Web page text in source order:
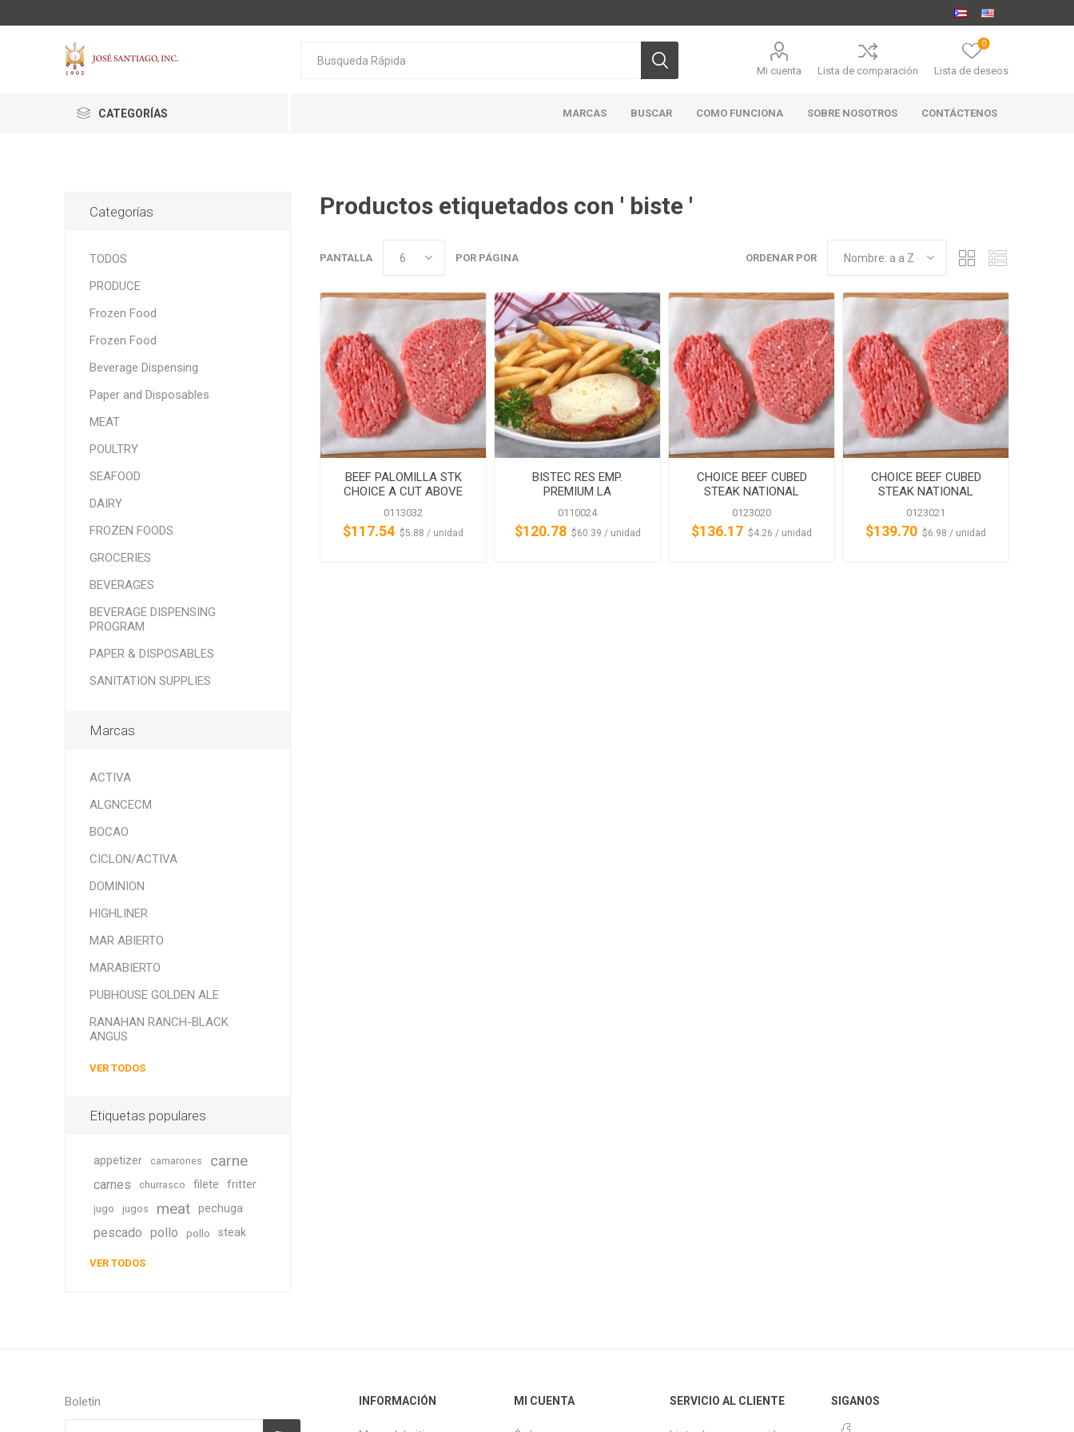
Mi cuenta Lista de comparación Lista de deseos
0
CATEGORÍAS MARCAS
RANCH-
BLACK
ANGUS
SMITHFIELD ULTRAFORCE
BUSCAR COMO FUNCIONA SOBRE NOSOTROS CONTÁCTENOS
Productos etiquetados con ' biste '
ORDENAR POR
PANTALLA POR PÁGINA
BEEF PALOMILLA STK
CHOICE A CUT ABOVE
0113032
$117.54 ‏‏‎ ‎‏‏‎ ‎$5.88 / unidad
BISTEC RES EMP.
PREMIUM LA
AGUADILLANA
0110024
$120.78 ‏‏‎ ‎‏‏‎ ‎$60.39 / unidad
CHOICE BEEF CUBED
STEAK NATIONAL
STEAK
0123020
$136.17 ‏‏‎ ‎‏‏‎ ‎$4.26 / unidad
CHOICE BEEF CUBED
STEAK NATIONAL
STEAK
0123021
$139.70 ‏‏‎ ‎‏‏‎ ‎$6.98 / unidad
Categorías
TODOS
PRODUCE
Frozen Food
Frozen Food
Beverage Dispensing
Paper and Disposables
MEAT
POULTRY
SEAFOOD
DAIRY
FROZEN FOODS
GROCERIES
BEVERAGES
BEVERAGE DISPENSING
PROGRAM
PAPER & DISPOSABLES
SANITATION SUPPLIES
Marcas
ACTIVA
ALGNCECM
BOCAO
CICLON/ACTIVA
DOMINION
HIGHLINER
MAR ABIERTO
MARABIERTO
PUBHOUSE GOLDEN ALE
RANAHAN RANCH-BLACK
ANGUS
VER TODOS
Etiquetas populares
appetizer camarones carne
carnes churrasco filete fritter
jugo jugos meat pechuga
pescado pollo pollo steak
VER TODOS
Boletín INFORMACIÓN MI CUENTA SERVICIO AL CLIENTE SIGANOS